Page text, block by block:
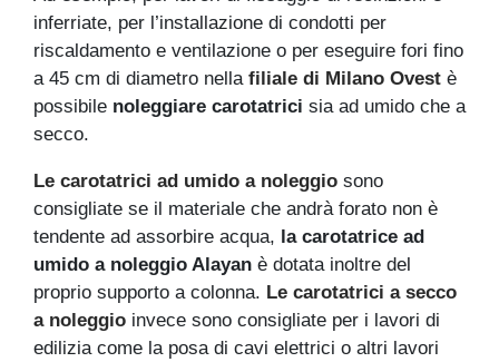
inferriate, per l’installazione di condotti per
riscaldamento e ventilazione o per eseguire fori fino
a 45 cm di diametro nellafiliale di Milano Ovest è
possibile noleggiare carotatrici sia ad umido che a
secco.
Le carotatrici ad umido a noleggio sono
consigliate se il materiale che andrà forato non è
tendente ad assorbire acqua, la carotatrice ad
umido a noleggio Alayan è dotata inoltre del
proprio supporto a colonna. Le carotatrici a secco
a noleggio invece sono consigliate per i lavori di
edilizia come la posa di cavi elettrici o altri lavori